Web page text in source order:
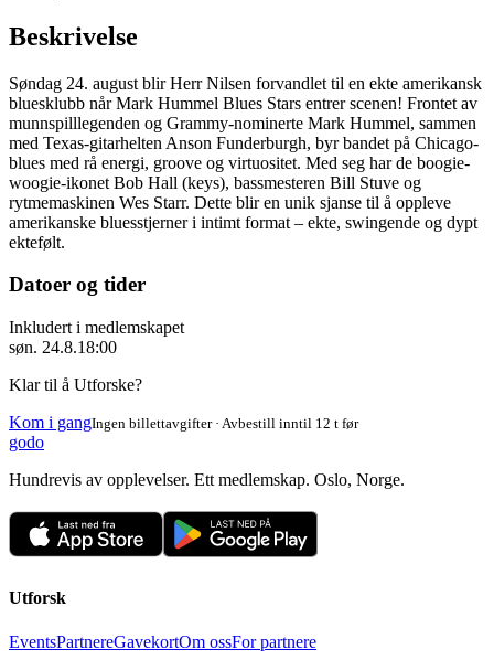
Beskrivelse
Søndag 24. august blir Herr Nilsen forvandlet til en ekte amerikansk
bluesklubb når Mark Hummel Blues Stars entrer scenen! Frontet av
munnspilllegenden og Grammy-nominerte Mark Hummel, sammen
med Texas-gitarhelten Anson Funderburgh, byr bandet på Chicago-
blues med rå energi, groove og virtuositet. Med seg har de boogie-
woogie-ikonet Bob Hall (keys), bassmesteren Bill Stuve og
rytmemaskinen Wes Starr. Dette blir en unik sjanse til å oppleve
amerikanske bluesstjerner i intimt format – ekte, swingende og dypt
ektefølt.
Datoer og tider
Inkludert i medlemskapet
søn. 24.8.18:00
Klar til å Utforske?
Kom i gangIngen billettavgifter · Avbestill inntil 12 t før
godo
Hundrevis av opplevelser. Ett medlemskap. Oslo, Norge.
Utforsk
EventsPartnereGavekortOm ossFor partnere